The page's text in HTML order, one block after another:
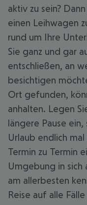
aktiv zu sein?
einen Leihwagen
rund um Ihre
Sie ganz und gar
entschließen, an
besichtigen
Ort gefunden,
anhalten. Legen
längere Pause
Urlaub endlich
Termin zu Termin
Umgebung in sich
am allerbesten
Reise auf alle